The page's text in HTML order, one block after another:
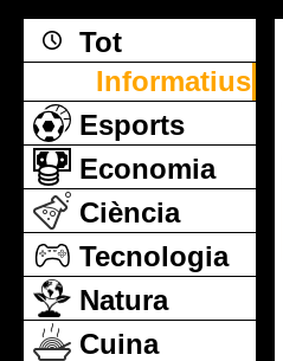
Tot
Informatius
Esports
Economia
Ciència
Tecnologia
Natura
Cuina